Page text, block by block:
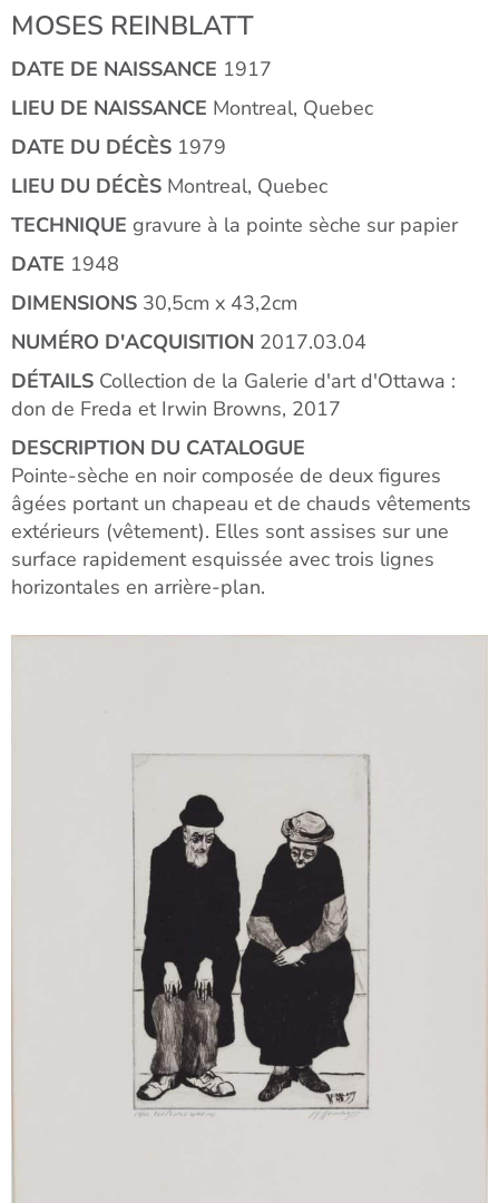
MOSES REINBLATT
DATE DE NAISSANCE 1917
LIEU DE NAISSANCE Montreal, Quebec
DATE DU DÉCÈS 1979
LIEU DU DÉCÈS Montreal, Quebec
TECHNIQUE gravure à la pointe sèche sur papier
DATE 1948
DIMENSIONS 30,5cm x 43,2cm
NUMÉRO D'ACQUISITION 2017.03.04
DÉTAILS Collection de la Galerie d'art d'Ottawa :
don de Freda et Irwin Browns, 2017
DESCRIPTION DU CATALOGUE
Pointe-sèche en noir composée de deux figures
âgées portant un chapeau et de chauds vêtements
extérieurs (vêtement). Elles sont assises sur une
surface rapidement esquissée avec trois lignes
horizontales en arrière-plan.